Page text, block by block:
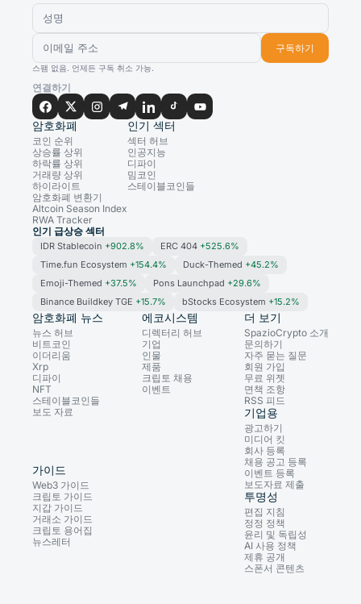
구독하기
스팸 없음. 언제든 구독 취소 가능.
연결하기
암호화폐
코인 순위
상승률 상위
하락률 상위
거래량 상위
하이라이트
암호화폐 변환기
Altcoin Season Index
RWA Tracker
인기 섹터
섹터 허브
인공지능
디파이
밈코인
스테이블코인들
인기 급상승 섹터
IDR Stablecoin +902.8% ERC 404 +525.6%
Time.fun Ecosystem +154.4% Duck-Themed +45.2%
Emoji-Themed +37.5% Pons Launchpad +29.6%
Binance Buildkey TGE +15.7% bStocks Ecosystem +15.2%
암호화폐 뉴스
뉴스 허브
비트코인
이더리움
Xrp
디파이
NFT
스테이블코인들
보도 자료
에코시스템
디렉터리 허브
기업
인물
제품
크립토 채용
이벤트
가이드
Web3 가이드
크립토 가이드
지갑 가이드
거래소 가이드
크립토 용어집
뉴스레터
더 보기
SpazioCrypto 소개
문의하기
자주 묻는 질문
회원 가입
무료 위젯
면책 조항
RSS 피드
기업용
광고하기
미디어 킷
회사 등록
채용 공고 등록
이벤트 등록
보도자료 제출
투명성
편집 지침
정정 정책
윤리 및 독립성
AI 사용 정책
제휴 공개
스폰서 콘텐츠